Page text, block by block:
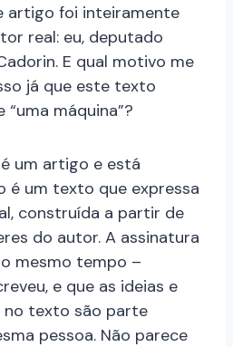
artigo foi inteiramente
real: eu, deputado
E qual motivo me
já que este texto
máquina”?
um artigo e está
é um texto que expressa
construída a partir de
do autor. A assinatura
mesmo tempo –
e que as ideias e
no texto são parte
pessoa. Não parece